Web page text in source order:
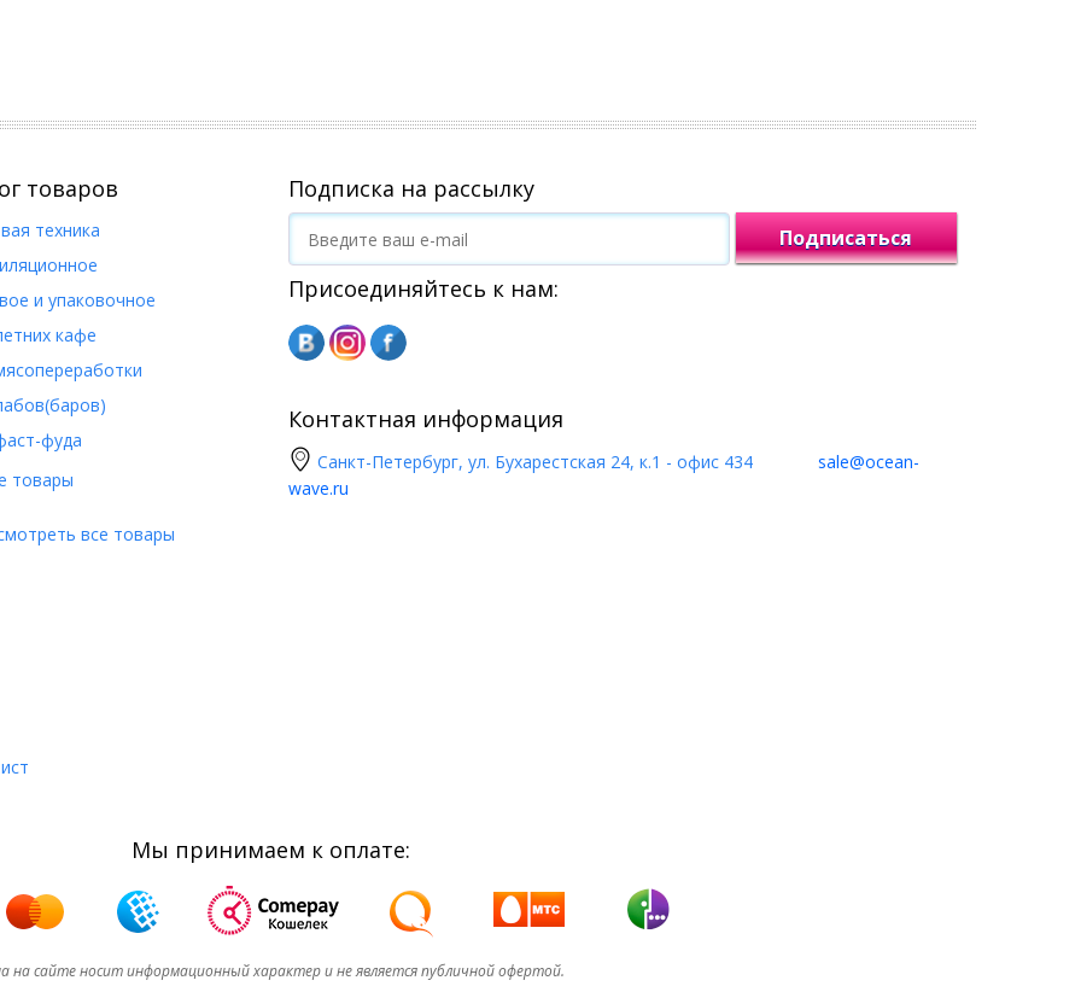
товаров
товары
техника
и упаковочное
кафе
фуда
все товары
Подписка на рассылку
Подписаться
Присоединяйтесь к нам:
Контактная информация
Санкт-Петербург, ул. Бухарестская 24, к.1 - офис 434
sale@ocean-
wave.ru
Мы принимаем к оплате:
на сайте носит информационный характер и не является публичной офертой.